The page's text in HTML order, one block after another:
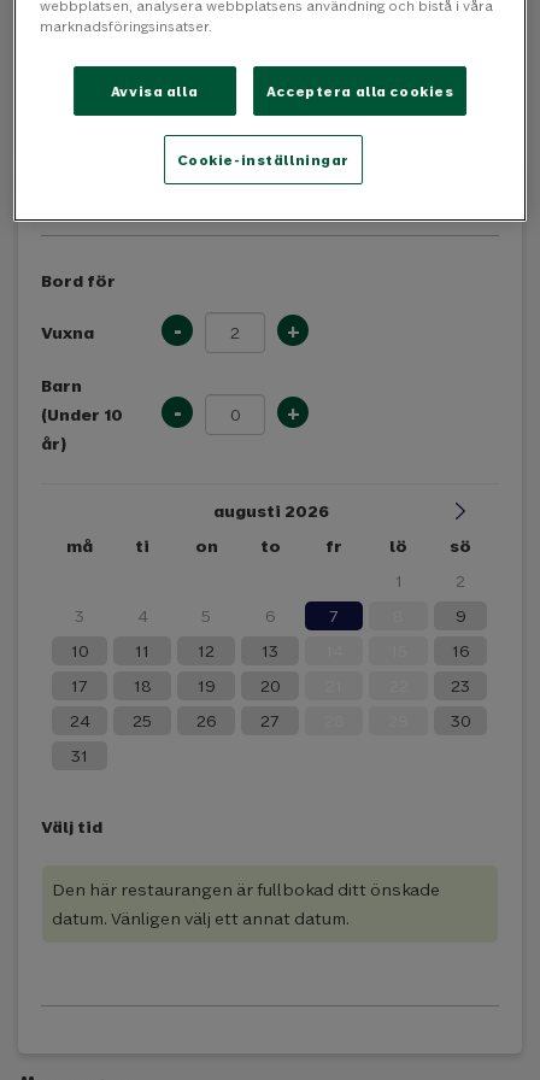
Bord för
Vuxna - +
Barn
(Under 10
år)
- +
augusti 2026
må
ti on to fr lö sö
1
2
3
4 5 6 7
9
10
11 12 13
16
17
18 19 20
23
24
25 26 27
30
31
Välj tid
Den här restaurangen är fullbokad ditt önskade
datum. Vänligen välj ett annat datum.
webbplatsen, analysera webbplatsens användning och bistå i våra
marknadsföringsinsatser.
Avvisa alla Acceptera alla cookies
Cookie-inställningar